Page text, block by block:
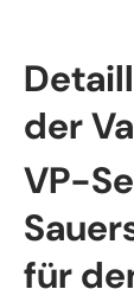
der
VP-
für